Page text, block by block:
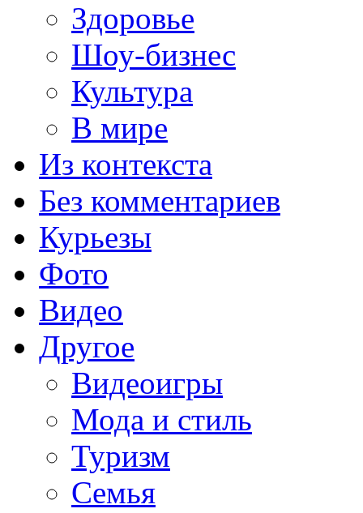
Здоровье
Шоу-бизнес
Культура
В мире
Из контекста
Без комментариев
Курьезы
Фото
Видео
Другое
Видеоигры
Мода и стиль
Туризм
Семья